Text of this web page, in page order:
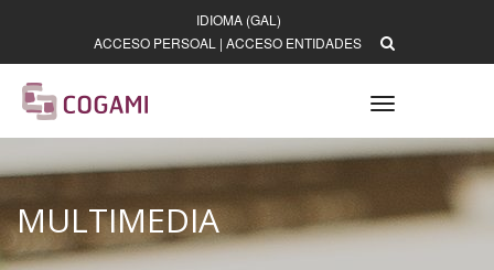
IDIOMA (GAL)
ACCESO PERSOAL | ACCESO ENTIDADES
Toggle
navigation
MULTIMEDIA